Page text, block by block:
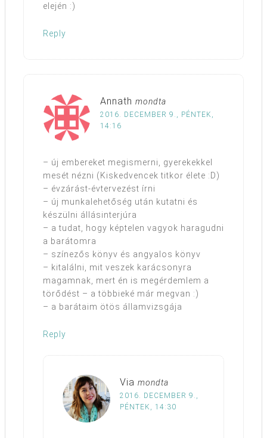
elején :)
Reply
Annath mondta
2016. DECEMBER 9., PÉNTEK,
14:16
– új embereket megismerni, gyerekekkel
mesét nézni (Kiskedvencek titkor élete :D)
– évzárást-évtervezést írni
– új munkalehetőség után kutatni és
készülni állásinterjúra
– a tudat, hogy képtelen vagyok haragudni
a barátomra
– színezős könyv és angyalos könyv
– kitalálni, mit veszek karácsonyra
magamnak, mert én is megérdemlem a
törődést – a többieké már megvan :)
– a barátaim ötös államvizsgája
Reply
Via mondta
2016. DECEMBER 9.,
PÉNTEK, 14:30